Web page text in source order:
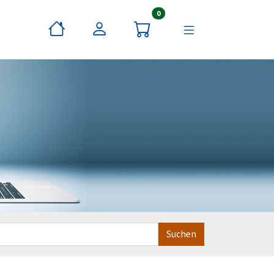
0Artikel im Warenkorb